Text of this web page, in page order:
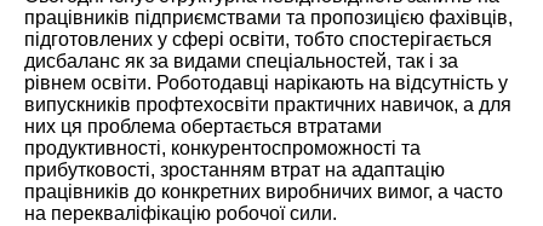
працівників підприємствами та пропозицією фахівців,
підготовлених у сфері освіти, тобто спостерігається
дисбаланс як за видами спеціальностей, так і за
рівнем освіти. Роботодавці нарікають на відсутність у
випускників профтехосвіти практичних навичок, а для
них ця проблема обертається втратами
продуктивності, конкурентоспроможності та
прибутковості, зростанням втрат на адаптацію
працівників до конкретних виробничих вимог, а часто
на перекваліфікацію робочої сили.